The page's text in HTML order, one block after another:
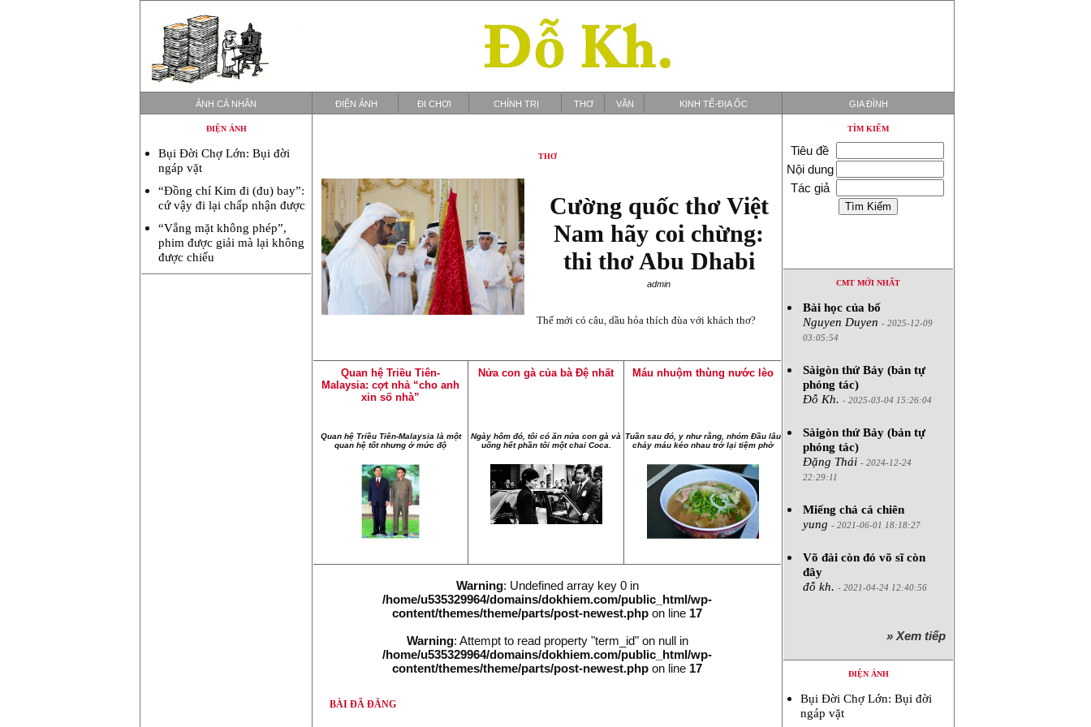
ẢNH CÁ NHÂN ĐIỆN ẢNH ĐI CHƠI CHÍNH TRỊ THƠ VĂN KINH TẾ-ĐỊA ỐC GIA ĐÌNH
ĐIỆN ẢNH
Bụi Đời Chợ Lớn: Bụi đời
ngáp vặt
“Đồng chí Kim đi (đu) bay”:
cứ vậy đi lại chấp nhận được
“Vắng mặt không phép”,
phim được giải mà lại không
được chiếu
THƠ
Cường quốc thơ Việt
Nam hãy coi chừng:
thi thơ Abu Dhabi
admin
Thế mới có câu, dầu hỏa thích đùa với khách thơ?
Quan hệ Triều Tiên-
Malaysia: cợt nhả “cho anh
xin số nhà”
Quan hệ Triều Tiên-Malaysia là một
quan hệ tốt nhưng ở mức độ
Nửa con gà của bà Đệ nhất
Ngày hôm đó, tôi có ăn nửa con gà và
uống hết phần tôi một chai Coca.
Máu nhuộm thùng nước lèo
Tuần sau đó, y như rằng, nhóm Đầu lâu
chảy máu kéo nhau trở lại tiệm phở
Warning: Undefined array key 0 in
/home/u535329964/domains/dokhiem.com/public_html/wp-
content/themes/theme/parts/post-newest.php on line 17
Warning: Attempt to read property "term_id" on null in
/home/u535329964/domains/dokhiem.com/public_html/wp-
content/themes/theme/parts/post-newest.php on line 17
BÀI ĐÃ ĐĂNG
TÌM KIẾM
Tiêu đề
Nội dung
Tác giả
CMT MỚI NHẤT
Bài học của bố
Nguyen Duyen - 2025-12-09
03:05:54
Sàigòn thứ Bảy (bản tự
phóng tác)
Đỗ Kh. - 2025-03-04 15:26:04
Sàigòn thứ Bảy (bản tự
phóng tác)
Đặng Thái - 2024-12-24
22:29:11
Miếng chả cá chiên
yung - 2021-06-01 18:18:27
Võ đài còn đó võ sĩ còn
đây
đỗ kh. - 2021-04-24 12:40:56
» Xem tiếp
ĐIỆN ẢNH
Bụi Đời Chợ Lớn: Bụi đời
ngáp vặt